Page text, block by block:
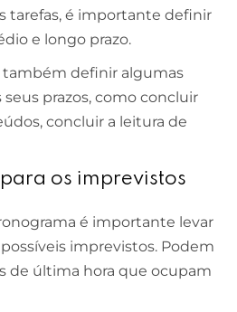
tarefas, é importante definir
e longo prazo.
definir algumas
prazos, como concluir
concluir a leitura de
os imprevistos
é importante levar
imprevistos. Podem
de última hora que ocupam